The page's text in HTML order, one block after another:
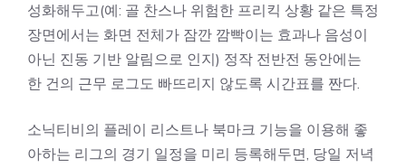
성화해두고(예: 골 찬스나 위험한 프리킥 상황 같은 특정
장면에서는 화면 전체가 잠깐 깜빡이는 효과나 음성이
아닌 진동 기반 알림으로 인지) 정작 전반전 동안에는
한 건의 근무 로그도 빠뜨리지 않도록 시간표를 짠다.
소닉티비의 플레이 리스트나 북마크 기능을 이용해 좋
아하는 리그의 경기 일정을 미리 등록해두면, 당일 저녁